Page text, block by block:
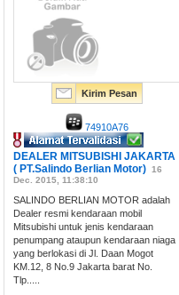
Kirim Pesan
74910A76
DEALER MITSUBISHI JAKARTA
( PT.Salindo Berlian Motor) 16
Dec. 2015, 11:38:10
SALINDO BERLIAN MOTOR adalah
Dealer resmi kendaraan mobil
Mitsubishi untuk jenis kendaraan
penumpang ataupun kendaraan niaga
yang berlokasi di Jl. Daan Mogot
KM.12, 8 No.9 Jakarta barat No.
Tlp.....